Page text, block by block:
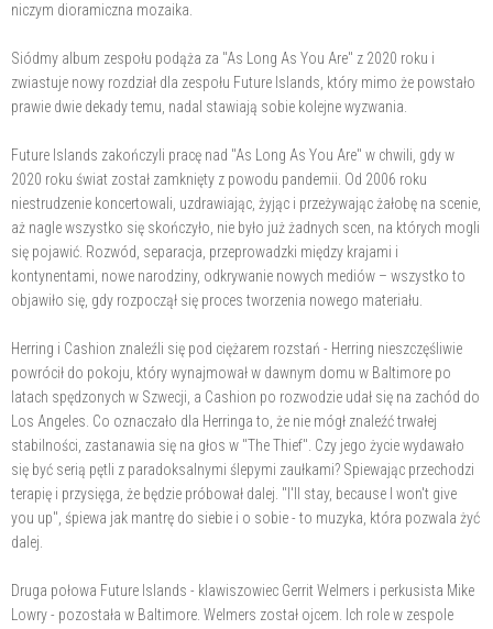
niczym dioramiczna mozaika.
Siódmy album zespołu podąża za "As Long As You Are" z 2020 roku i
zwiastuje nowy rozdział dla zespołu Future Islands, który mimo że powstało
prawie dwie dekady temu, nadal stawiają sobie kolejne wyzwania.
Future Islands zakończyli pracę nad "As Long As You Are" w chwili, gdy w
2020 roku świat został zamknięty z powodu pandemii. Od 2006 roku
niestrudzenie koncertowali, uzdrawiając, żyjąc i przeżywając żałobę na scenie,
aż nagle wszystko się skończyło, nie było już żadnych scen, na których mogli
się pojawić. Rozwód, separacja, przeprowadzki między krajami i
kontynentami, nowe narodziny, odkrywanie nowych mediów – wszystko to
objawiło się, gdy rozpoczął się proces tworzenia nowego materiału.
Herring i Cashion znaleźli się pod ciężarem rozstań - Herring nieszczęśliwie
powrócił do pokoju, który wynajmował w dawnym domu w Baltimore po
latach spędzonych w Szwecji, a Cashion po rozwodzie udał się na zachód do
Los Angeles. Co oznaczało dla Herringa to, że nie mógł znaleźć trwałej
stabilności, zastanawia się na głos w "The Thief". Czy jego życie wydawało
się być serią pętli z paradoksalnymi ślepymi zaułkami? Spiewając przechodzi
terapię i przysięga, że będzie próbował dalej. "I'll stay, because I won't give
you up", śpiewa jak mantrę do siebie i o sobie - to muzyka, która pozwala żyć
dalej.
Druga połowa Future Islands - klawiszowiec Gerrit Welmers i perkusista Mike
Lowry - pozostała w Baltimore. Welmers został ojcem. Ich role w zespole